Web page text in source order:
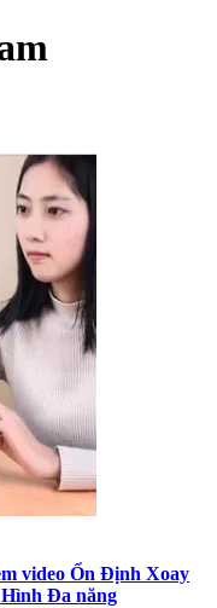
video Ổn Định Xoay
Đa năng